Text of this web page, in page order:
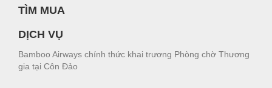
TÌM MUA
DỊCH VỤ
Bamboo Airways chính thức khai trương Phòng chờ Thương
gia tại Côn Đảo